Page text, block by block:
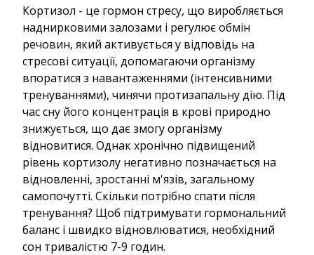
Кортизол - це гормон стресу, що виробляється
наднирковими залозами і регулює обмін
речовин, який активується у відповідь на
стресові ситуації, допомагаючи організму
впоратися з навантаженнями (інтенсивними
тренуваннями), чинячи протизапальну дію. Під
час сну його концентрація в крові природно
знижується, що дає змогу організму
відновитися. Однак хронічно підвищений
рівень кортизолу негативно позначається на
відновленні, зростанні м'язів, загальному
самопочутті. Скільки потрібно спати після
тренування? Щоб підтримувати гормональний
баланс і швидко відновлюватися, необхідний
сон тривалістю 7-9 годин.